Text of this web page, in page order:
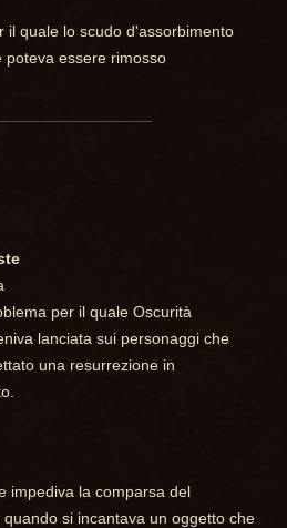
il quale lo scudo d'assorbimento
poteva essere rimosso
per il quale Oscurità
lanciata sui personaggi che
una resurrezione in
impediva la comparsa del
si incantava un oggetto che